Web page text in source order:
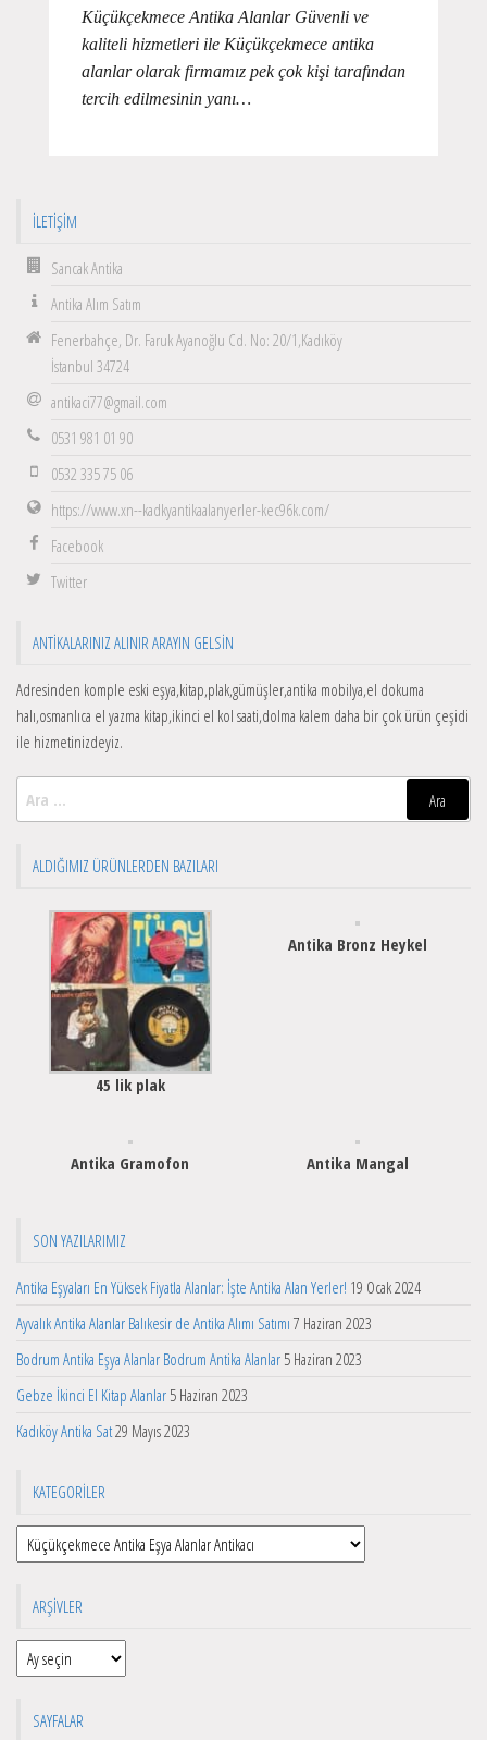
Küçükçekmece Antika Alanlar Güvenli ve
kaliteli hizmetleri ile Küçükçekmece antika
alanlar olarak firmamız pek çok kişi tarafından
tercih edilmesinin yanı…
İLETIŞIM
Sancak Antika
Antika Alım Satım
Fenerbahçe, Dr. Faruk Ayanoğlu Cd. No: 20/1,Kadıköy
İstanbul 34724
antikaci77@gmail.com
0531 981 01 90
0532 335 75 06
https://www.xn--kadkyantikaalanyerler-kec96k.com/
Facebook
Twitter
ANTIKALARINIZ ALINIR ARAYIN GELSIN
Adresinden komple eski eşya,kitap,plak,gümüşler,antika mobilya,el dokuma
halı,osmanlıca el yazma kitap,ikinci el kol saati,dolma kalem daha bir çok ürün çeşidi
ile hizmetinizdeyiz.
ALDIĞIMIZ ÜRÜNLERDEN BAZILARI
45 lik plak
Antika Bronz Heykel
Antika Gramofon Antika Mangal
SON YAZILARIMIZ
Antika Eşyaları En Yüksek Fiyatla Alanlar: İşte Antika Alan Yerler! 19 Ocak 2024
Ayvalık Antika Alanlar Balıkesir de Antika Alımı Satımı 7 Haziran 2023
Bodrum Antika Eşya Alanlar Bodrum Antika Alanlar 5 Haziran 2023
Gebze İkinci El Kitap Alanlar 5 Haziran 2023
Kadıköy Antika Sat29 Mayıs 2023
KATEGORILER
Kategoriler
ARŞIVLER
Arşivler
SAYFALAR